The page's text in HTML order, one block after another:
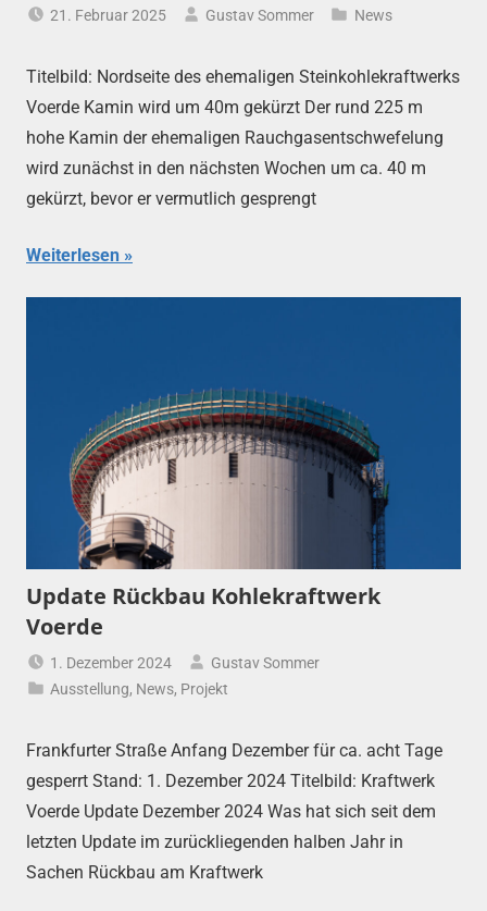
21. Februar 2025 Gustav Sommer News
Titelbild: Nordseite des ehemaligen Steinkohlekraftwerks
Voerde Kamin wird um 40m gekürzt Der rund 225 m
hohe Kamin der ehemaligen Rauchgasentschwefelung
wird zunächst in den nächsten Wochen um ca. 40 m
gekürzt, bevor er vermutlich gesprengt
Weiterlesen
Update Rückbau Kohlekraftwerk
Voerde
1. Dezember 2024
Gustav Sommer
Ausstellung, News, Projekt
Frankfurter Straße Anfang Dezember für ca. acht Tage
gesperrt Stand: 1. Dezember 2024 Titelbild: Kraftwerk
Voerde Update Dezember 2024 Was hat sich seit dem
letzten Update im zurückliegenden halben Jahr in
Sachen Rückbau am Kraftwerk